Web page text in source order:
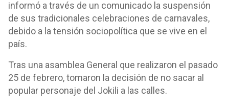
informó a través de un comunicado la suspensión
de sus tradicionales celebraciones de carnavales,
debido a la tensión sociopolítica que se vive en el
país.
Tras una asamblea General que realizaron el pasado
25 de febrero, tomaron la decisión de no sacar al
popular personaje del Jokili a las calles.